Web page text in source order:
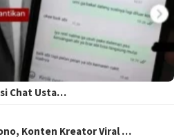
Chat Usta…
Konten Kreator Viral …